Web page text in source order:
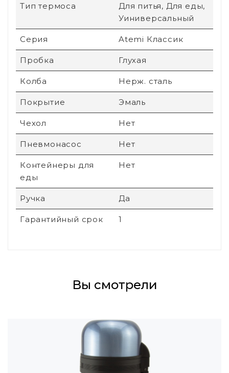
Тип термоса
Для питья, Для еды,
Уиниверсальный
Серия Atemi Классик
Пробка Глухая
Колба Нерж. сталь
Покрытие Эмаль
Чехол Нет
Пневмонасос Нет
Контейнеры для
еды
Нет
Ручка Да
Гарантийный срок 1
Вы смотрели